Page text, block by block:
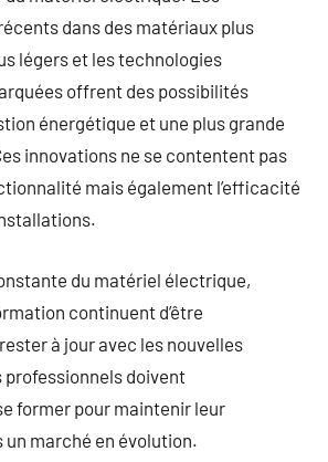
dans des matériaux plus
légers et les technologies
offrent des possibilités
énergétique et une plus grande
innovations ne se contentent pas
mais également l’efficacité
du matériel électrique,
continuent d’être
à jour avec les nouvelles
doivent
former pour maintenir leur
marché en évolution.